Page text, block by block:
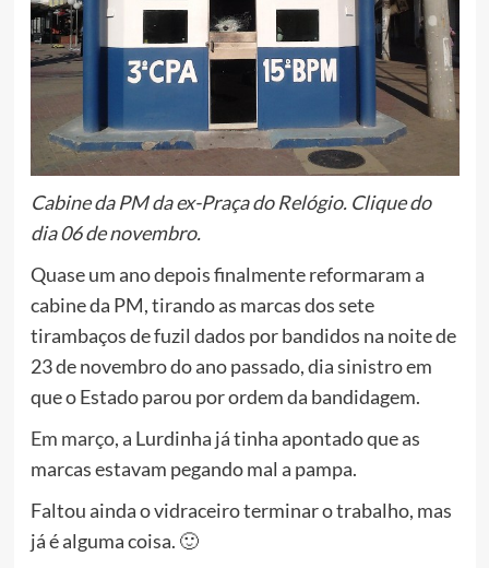
Cabine da PM da ex-Praça do Relógio. Clique do
dia 06 de novembro.
Quase um ano depois finalmente reformaram a
cabine da PM, tirando as marcas dos sete
tirambaços de fuzil dados por bandidos na noite de
23 de novembro do ano passado, dia sinistro em
que o Estado parou por ordem da bandidagem.
Em março, a Lurdinha já tinha apontado que as
marcas estavam pegando mal a pampa.
Faltou ainda o vidraceiro terminar o trabalho, mas
já é alguma coisa. 🙂